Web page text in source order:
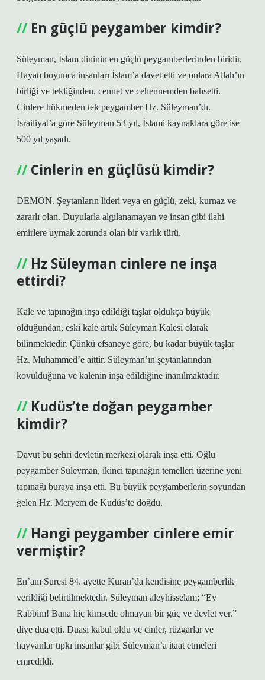
En güçlü peygamber kimdir?
Süleyman, İslam dininin en güçlü peygamberlerinden biridir.
Hayatı boyunca insanları İslam’a davet etti ve onlara Allah’ın
birliği ve tekliğinden, cennet ve cehennemden bahsetti.
Cinlere hükmeden tek peygamber Hz. Süleyman’dı.
İsrailiyat’a göre Süleyman 53 yıl, İslami kaynaklara göre ise
500 yıl yaşadı.
Cinlerin en güçlüsü kimdir?
DEMON. Şeytanların lideri veya en güçlü, zeki, kurnaz ve
zararlı olan. Duyularla algılanamayan ve insan gibi ilahi
emirlere uymak zorunda olan bir varlık türü.
Hz Süleyman cinlere ne inşa
ettirdi?
Kale ve tapınağın inşa edildiği taşlar oldukça büyük
olduğundan, eski kale artık Süleyman Kalesi olarak
bilinmektedir. Çünkü efsaneye göre, bu kadar büyük taşlar
Hz. Muhammed’e aittir. Süleyman’ın şeytanlarından
kovulduğuna ve kalenin inşa edildiğine inanılmaktadır.
Kudüs’te doğan peygamber
kimdir?
Davut bu şehri devletin merkezi olarak inşa etti. Oğlu
peygamber Süleyman, ikinci tapınağın temelleri üzerine yeni
tapınağı buraya inşa etti. Bu büyük peygamberlerin soyundan
gelen Hz. Meryem de Kudüs’te doğdu.
Hangi peygamber cinlere emir
vermiştir?
En’am Suresi 84. ayette Kuran’da kendisine peygamberlik
verildiği belirtilmektedir. Süleyman aleyhisselam; “Ey
Rabbim! Bana hiç kimsede olmayan bir güç ve devlet ver.”
diye dua etti. Duası kabul oldu ve cinler, rüzgarlar ve
hayvanlar tıpkı insanlar gibi Süleyman’a itaat etmeleri
emredildi.